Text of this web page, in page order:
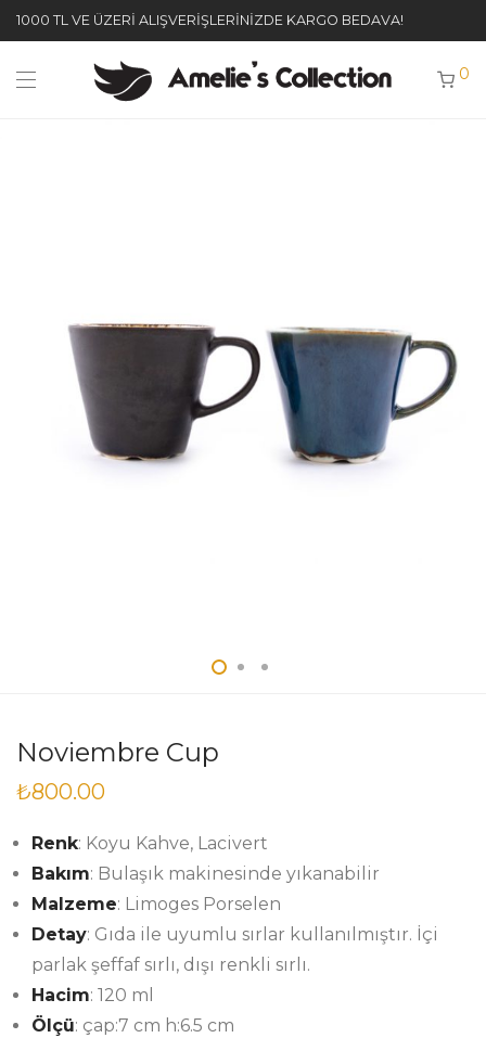
1000 TL VE ÜZERİ ALIŞVERİŞLERİNİZDE KARGO BEDAVA!
0
Noviembre Cup
₺800.00
Renk: Koyu Kahve, Lacivert
Bakım: Bulaşık makinesinde yıkanabilir
Malzeme: Limoges Porselen
Detay: Gıda ile uyumlu sırlar kullanılmıştır. İçi
parlak şeffaf sırlı, dışı renkli sırlı.
Hacim: 120 ml
Ölçü: çap:7 cm h:6.5 cm